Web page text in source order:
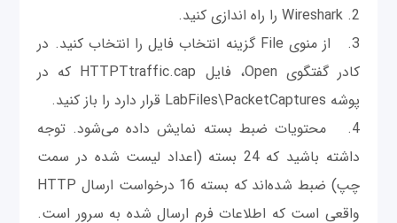
2. Wireshark را راه اندازی کنید.
3. از منوی File گزینه انتخاب فایل را انتخاب کنید. در
کادر گفتگوی Open، فایل HTTPTtraffic.cap که در
پوشه LabFiles\PacketCaptures قرار دارد را باز کنید.
4. محتویات ضبط بسته نمایش داده می‌شود. توجه
داشته باشید که 24 بسته (اعداد لیست شده در سمت
چپ) ضبط شده‌اند که بسته 16 درخواست ارسال HTTP
واقعی است که اطلاعات فرم ارسال شده به سرور است.